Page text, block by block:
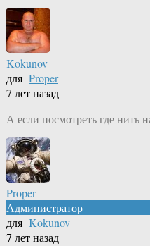
Kokunov
для Proper
7 лет назад
А если посмотреть где нить
Proper
Администратор
для Kokunov
7 лет назад